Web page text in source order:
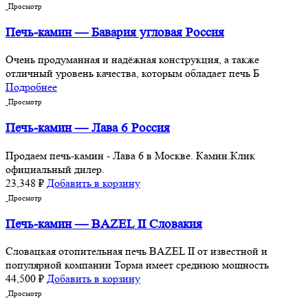
Просмотр
Печь-камин — Бавария угловая Россия
Очень продуманная и надёжная конструкция, а также
отличный уровень качества, которым обладает печь Б
Подробнее
Просмотр
Печь-камин — Лава 6 Россия
Продаем печь-камин - Лава 6 в Москве. Камин.Клик
официальный дилер.
23,348 ₽ Добавить в корзину
Просмотр
Печь-камин — BAZEL II Словакия
Словацкая отопительная печь BAZEL II от известной и
популярной компании Торма имеет среднюю мощность
44,500 ₽ Добавить в корзину
Просмотр